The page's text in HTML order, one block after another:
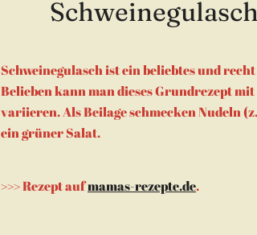
Schweinegulasch
Schweinegulasch ist ein beliebtes und
Belieben kann man dieses Grundrezept
variieren. Als Beilage schmecken Nudeln
ein grüner Salat.
>>> Rezept aufmamas-rezepte.de.